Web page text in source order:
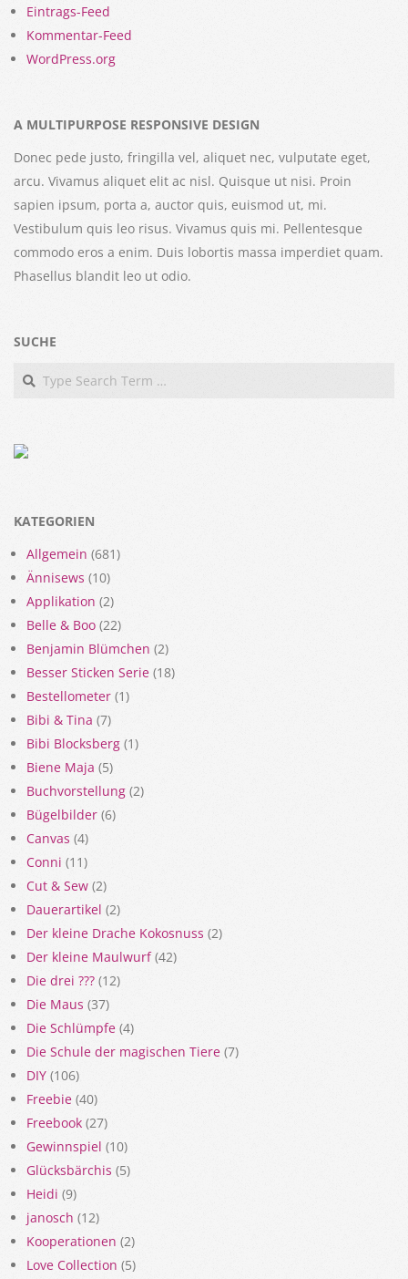
Eintrags-Feed
Kommentar-Feed
WordPress.org
A MULTIPURPOSE RESPONSIVE DESIGN
Donec pede justo, fringilla vel, aliquet nec, vulputate eget,
arcu. Vivamus aliquet elit ac nisl. Quisque ut nisi. Proin
sapien ipsum, porta a, auctor quis, euismod ut, mi.
Vestibulum quis leo risus. Vivamus quis mi. Pellentesque
commodo eros a enim. Duis lobortis massa imperdiet quam.
Phasellus blandit leo ut odio.
SUCHE
Search
KATEGORIEN
Allgemein (681)
Ännisews (10)
Applikation (2)
Belle & Boo (22)
Benjamin Blümchen (2)
Besser Sticken Serie (18)
Bestellometer (1)
Bibi & Tina (7)
Bibi Blocksberg (1)
Biene Maja (5)
Buchvorstellung (2)
Bügelbilder (6)
Canvas (4)
Conni (11)
Cut & Sew (2)
Dauerartikel (2)
Der kleine Drache Kokosnuss (2)
Der kleine Maulwurf(42)
Die drei ??? (12)
Die Maus (37)
Die Schlümpfe (4)
Die Schule der magischen Tiere (7)
DIY (106)
Freebie (40)
Freebook (27)
Gewinnspiel (10)
Glücksbärchis (5)
Heidi (9)
janosch (12)
Kooperationen (2)
Love Collection (5)